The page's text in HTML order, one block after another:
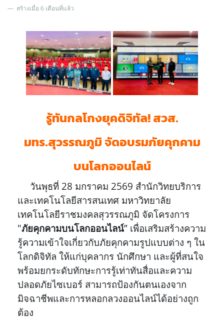
สร้างเมื่อ 6 เดือนที่แล้ว
รู้ทันกลโกงยุคดิจิทัล! สวส.
มทร.สุวรรณภูมิ จัดอบรมภัยคุกคาม
บนโลกออนไลน์
วันพุธที่ 28 มกราคม 2569 สำนักวิทยบริการ
และเทคโนโลยีสารสนเทศ มหาวิทยาลัย
เทคโนโลยีราชมงคลสุวรรณภูมิ จัดโครงการ
"ภัยคุกคามบนโลกออนไลน์” เพื่อเสริมสร้างความ
รู้ความเข้าใจเกี่ยวกับภัยคุกคามรูปแบบต่าง ๆ ใน
โลกดิจิทัล ให้แก่บุคลากร นักศึกษา และผู้ที่สนใจ
พร้อมยกระดับทักษะการรู้เท่าทันสื่อและความ
ปลอดภัยไซเบอร์ สามารถป้องกันตนเองจาก
มิจฉาชีพและการหลอกลวงออนไลน์ได้อย่างถูก
ต้อง